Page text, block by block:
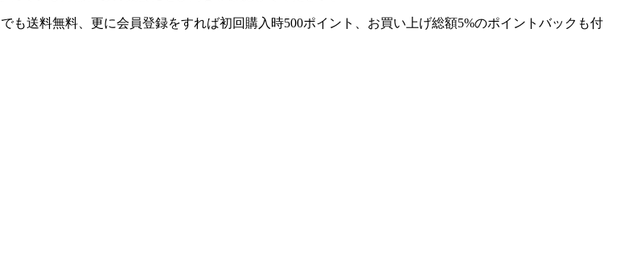
送料無料、更に会員登録をすれば初回購入時500ポイント、お買い上げ総額5%のポイントバックも付